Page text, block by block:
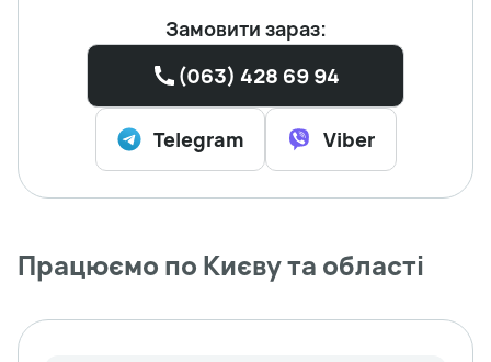
Замовити зараз:
(063) 428 69 94
Telegram Viber
Працюємо по Києву та області